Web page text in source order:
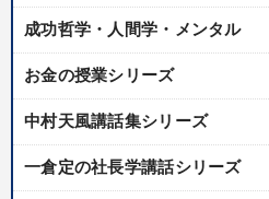
成功哲学・人間学・メンタル
お金の授業シリーズ
中村天風講話集シリーズ
一倉定の社長学講話シリーズ